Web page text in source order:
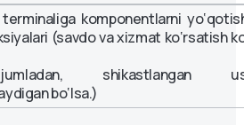
komponentlarni
(savdo va xizmat ko‘rsatish
shikastlangan
bo‘lsa.)